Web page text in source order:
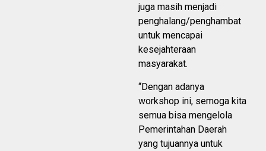
juga masih menjadi
penghalang/penghambat
untuk mencapai
kesejahteraan
masyarakat.
“Dengan adanya
workshop ini, semoga kita
semua bisa mengelola
Pemerintahan Daerah
yang tujuannya untuk